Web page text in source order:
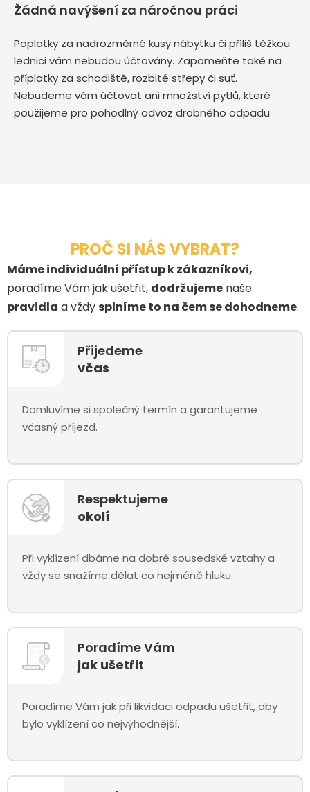
Žádná navýšení za náročnou práci
Poplatky za nadrozměrné kusy nábytku či příliš těžkou
lednici vám nebudou účtovány. Zapomeňte také na
příplatky za schodiště, rozbité střepy či suť.
Nebudeme vám účtovat ani množství pytlů, které
použijeme pro pohodlný odvoz drobného odpadu
PROČ SI NÁS VYBRAT?
Máme individuální přístup k zákazníkovi,
poradíme Vám jak ušetřit, dodržujeme naše
pravidla a vždy splníme to na čem se dohodneme.
Přijedeme
včas
Domluvíme si společný termín a garantujeme
včasný příjezd.
Respektujeme
okolí
Při vyklízení dbáme na dobré sousedské vztahy a
vždy se snažíme dělat co nejméně hluku.
Poradíme Vám
jak ušetřit
Poradíme Vám jak při likvidaci odpadu ušetřit, aby
bylo vyklízení co nejvýhodnější.